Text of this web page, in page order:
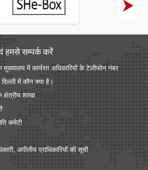
हमसे सम्‍पर्क करें
मुख्यालय में कार्यरत अधिकारियों के टेलीफोन नंबर
में कौन क्या है।
शाखा
कमेटी
अपीलीय प्राधिकारियों की सूची